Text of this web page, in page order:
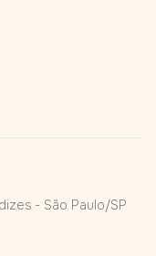
- São Paulo/SP